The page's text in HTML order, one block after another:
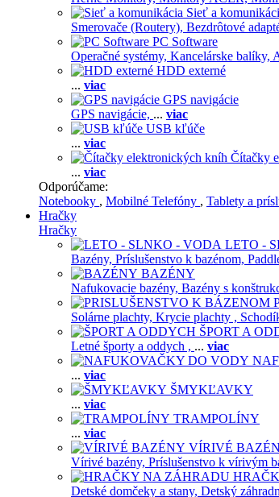
Sieť a
Smerovače (Routery), Bezdrôtové
PC Software
Operačné systémy, Kancelárske balíky,
HDD externé
... viac
GPS navigácie
GPS navigácie, ... viac
USB kľúče
... viac
Čítačky
... viac
Odporúčame:
Notebooky , Mobilné Telefóny , Tablety a
Hračky
Hračky
LETO -
Bazény, Príslušenstvo k bazénom,
BAZÉNY
Nafukovacie bazény, Bazény s
Solárne plachty, Krycie plachty ,
ŠPORT A
Letné športy a oddych , ... viac
... viac
ŠMYKĽAVKY
... viac
TRAMPOLÍNY
... viac
VÍRIVÉ
Vírivé bazény, Príslušenstvo k vírivým
Detské domčeky a stany, Detský